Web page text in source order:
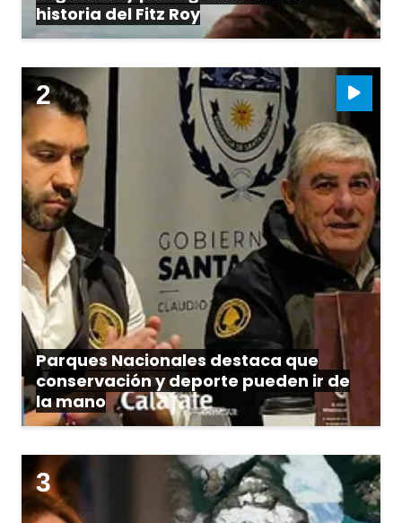
historia del Fitz Roy
Parques Nacionales destaca que
conservación y deporte pueden ir de
la mano